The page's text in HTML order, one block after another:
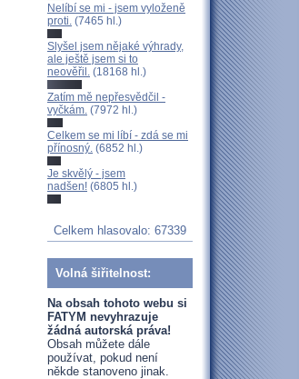
Nelíbí se mi - jsem vyloženě
proti. (7465 hl.)
Slyšel jsem nějaké výhrady,
ale ještě jsem si to
neověřil. (18168 hl.)
Zatím mě nepřesvědčil -
vyčkám. (7972 hl.)
Celkem se mi líbí - zdá se mi
přínosný. (6852 hl.)
Je skvělý - jsem
nadšen! (6805 hl.)
Celkem hlasovalo: 67339
Volná šiřitelnost:
Na obsah tohoto webu si
FATYM nevyhrazuje
žádná autorská práva!
Obsah můžete dále
používat, pokud není
někde stanoveno jinak.